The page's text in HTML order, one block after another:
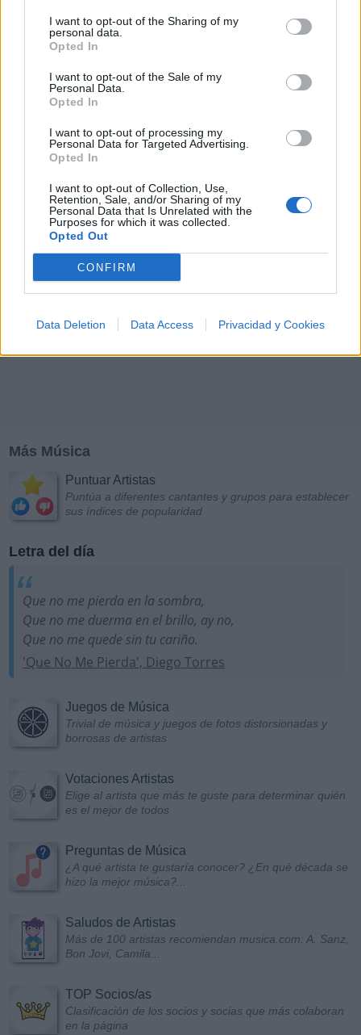
I want to opt-out of the Sharing of my
personal data.
Opted In
I want to opt-out of the Sale of my
Personal Data.
Opted In
I want to opt-out of processing my
Personal Data for Targeted Advertising.
Opted In
I want to opt-out of Collection, Use,
Retention, Sale, and/or Sharing of my
Personal Data that Is Unrelated with the
Purposes for which it was collected.
Opted Out
CONFIRM
Data Deletion Data Access Privacidad y Cookies
Letras Top Artistas
B C D E F G H K
Z #
Más Música
Puntuar Artistas
Puntúa a diferentes cantantes y grupos para establecer
sus índices de popularidad
Letra del día
Que no me pierda en la sombra,
Que no me duerma en el brillo, ay no,
Que no me quede sin tu cariño.
'Que No Me Pierda', Diego Torres
Juegos de Música
Trivial de música y juegos de fotos distorsionadas y
borrosas de artistas
Votaciones Artistas
Elige al artista que más te guste para determinar quién
es el mejor de todos
Preguntas de Música
¿A qué artista te gustaría conocer? ¿En qué década se
hizo la mejor música?...
Saludos de Artistas
Más de 100 artistas recomiendan musica.com: A. Sanz,
Bon Jovi, Camila...
TOP Socios/as
Clasificación de los socios y socias que más colaboran
en la página